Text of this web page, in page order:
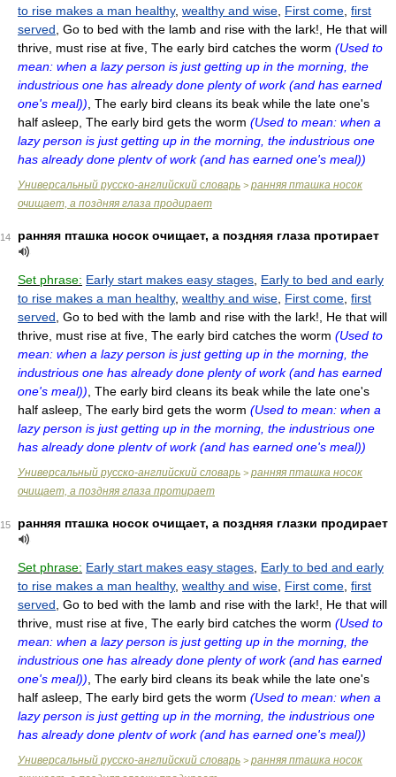
to rise makes a man healthy, wealthy and wise First come first
served , Go to bed with the lamb and rise with the lark!, He that will
thrive, must rise at five, The early bird catches the worm (Used to
mean: when a lazy person is just getting up in the morning, the
industrious one has already done plenty of work (and has earned
one's meal)) , The early bird cleans its beak while the late one's
half asleep, The early bird gets the worm (Used to mean: when a
lazy person is just getting up in the morning, the industrious one
has already done plentv of work (and has earned one's meal))
Универсальный русско-английский словарь > ранняя пташка носок
очищает, а поздняя глаза продирает
14 ранняя пташка носок очищает, а поздняя глаза протирает
Set phrase: Early start makes easy stages Early to bed and early
to rise makes a man healthy, wealthy and wise First come first
served , Go to bed with the lamb and rise with the lark!, He that will
thrive, must rise at five, The early bird catches the worm (Used to
mean: when a lazy person is just getting up in the morning, the
industrious one has already done plenty of work (and has earned
one's meal)) , The early bird cleans its beak while the late one's
half asleep, The early bird gets the worm (Used to mean: when a
lazy person is just getting up in the morning, the industrious one
has already done plentv of work (and has earned one's meal))
Универсальный русско-английский словарь > ранняя пташка носок
очищает, а поздняя глаза протирает
15 ранняя пташка носок очищает, а поздняя глазки продирает
Set phrase: Early start makes easy stages Early to bed and early
to rise makes a man healthy, wealthy and wise First come first
served , Go to bed with the lamb and rise with the lark!, He that will
thrive, must rise at five, The early bird catches the worm (Used to
mean: when a lazy person is just getting up in the morning, the
industrious one has already done plenty of work (and has earned
one's meal)) , The early bird cleans its beak while the late one's
half asleep, The early bird gets the worm (Used to mean: when a
lazy person is just getting up in the morning, the industrious one
has already done plentv of work (and has earned one's meal))
Универсальный русско-английский словарь > ранняя пташка носок